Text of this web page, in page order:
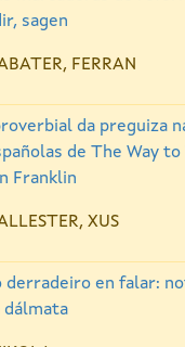
sagen
FERRAN
da preguiza
de The Way
Franklin
XUS
derradeiro en falar:
dálmata